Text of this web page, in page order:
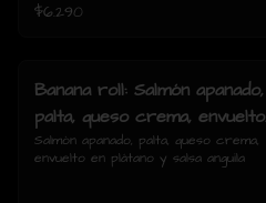
$6.290
Banana roll: Salmón apanado,
palta, queso crema, envuelto
en plátano y salsa anguila(10
rolls)
Salmón apanado, palta, queso crema,
envuelto en plátano y salsa anguila